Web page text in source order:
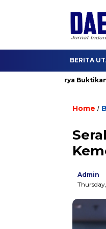
BERITA
Karya Buktikan
Home /
Admin